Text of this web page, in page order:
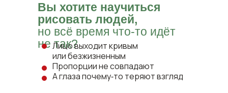
Вы хотите научиться
рисовать людей,
но всё время что‑то идёт
не так?
Лицо выходит кривым
или безжизненным
Пропорции не совпадают
А глаза почему‑то теряют взгляд